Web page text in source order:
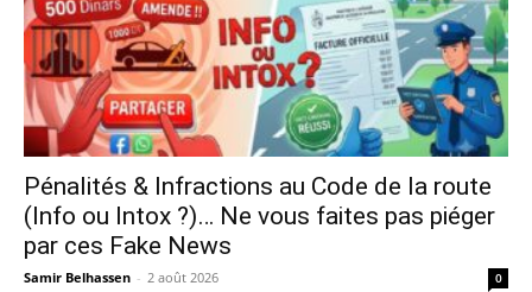
Pénalités & Infractions au Code de la route
(Info ou Intox ?)… Ne vous faites pas piéger
par ces Fake News
Samir Belhassen - 2 août 2026 0